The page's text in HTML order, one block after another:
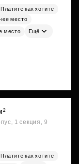
Платите как хотите
место
место Ещё
1 секция, 9
Платите как хотите